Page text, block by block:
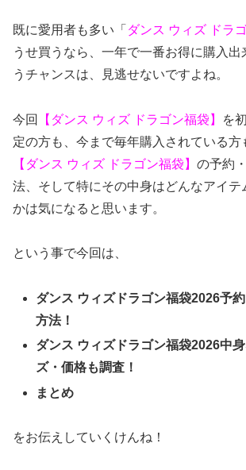
既に愛用者も多い「 ダンス ウィズ ドラ
うせ買うなら、一年で一番お得に購入出
うチャンスは、見逃せないですよね。
今回 【ダンス ウィズ ドラゴン福袋】
を
定の方も、今まで毎年購入されている方
【ダンス ウィズ ドラゴン福袋】 の予約
法、そして特にその中身はどんなアイテ
かは気になると思います。
という事で今回は、
ダンス ウィズドラゴン福袋2026予
方法！
ダンス ウィズドラゴン福袋2026中
ズ・価格も調査！
まとめ
をお伝えしていくけんね！